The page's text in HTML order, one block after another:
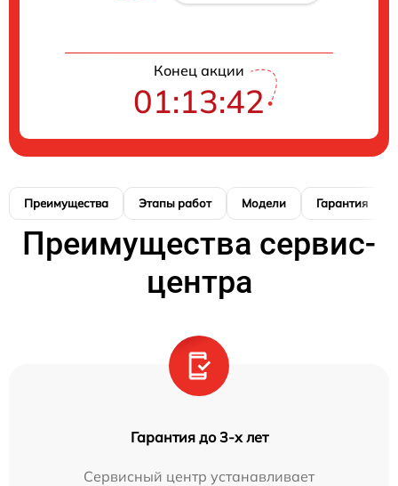
Конец акции
01:13:41
Преимущества Этапы работ Модели Гарантия
Преимущества сервис-
центра
Гарантия до 3-х лет
Сервисный центр устанавливает